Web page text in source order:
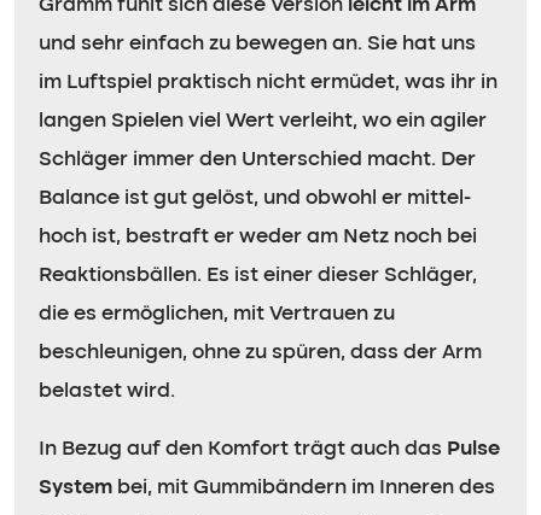
Gramm fühlt sich diese Version leicht im Arm
und sehr einfach zu bewegen an. Sie hat uns
im Luftspiel praktisch nicht ermüdet, was ihr in
langen Spielen viel Wert verleiht, wo ein agiler
Schläger immer den Unterschied macht. Der
Balance ist gut gelöst, und obwohl er mittel-
hoch ist, bestraft er weder am Netz noch bei
Reaktionsbällen. Es ist einer dieser Schläger,
die es ermöglichen, mit Vertrauen zu
beschleunigen, ohne zu spüren, dass der Arm
belastet wird.
In Bezug auf den Komfort trägt auch das Pulse
System bei, mit Gummibändern im Inneren des